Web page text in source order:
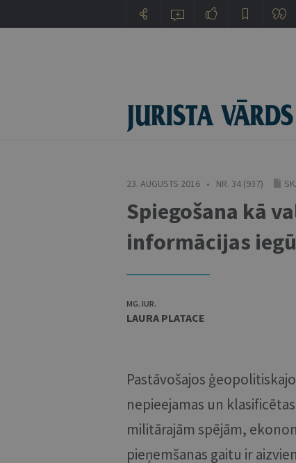
23. AUGUSTS 2016 • NR. 34 (937)
Spiegošana kā
informācijas
MG. IUR.
LAURA PLATACE
Pastāvošajos
nepieejamas un
militārajām spējām,
pieņemšanas gaitu ir